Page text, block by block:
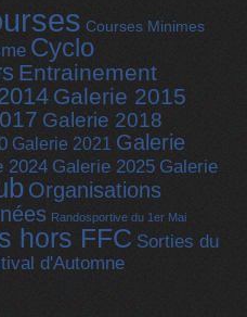
Courses Minimes
Cyclo
Entrainement
Galerie 2015
Galerie 2018
Galerie 2021 Galerie
2024 Galerie 2025 Galerie
Organisations
Randosportive du 1er Mai
hors FFC Sorties du
d'Automne